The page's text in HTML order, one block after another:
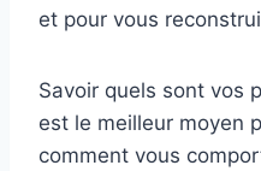
et pour vous
Savoir quels sont vos
est le meilleur moyen
comment vous